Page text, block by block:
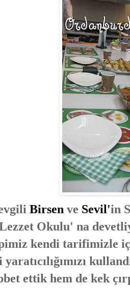
Birsen ve Sevil'in
Okulu' na
kendi tarifimizle
ettik hem de kek